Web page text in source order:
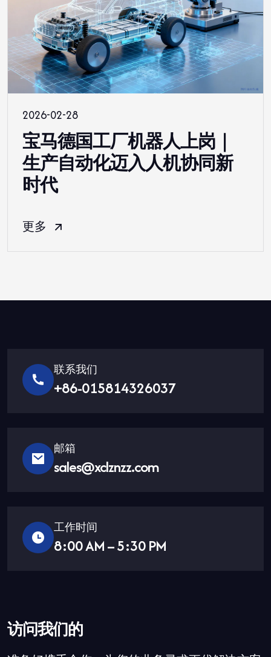
2026-02-28
宝马德国工厂机器人上岗｜
生产自动化迈入人机协同新
时代
更多
联系我们
+86-015814326037
邮箱
sales@xclznzz.com
工作时间
8:00 AM – 5:30 PM
访问我们的